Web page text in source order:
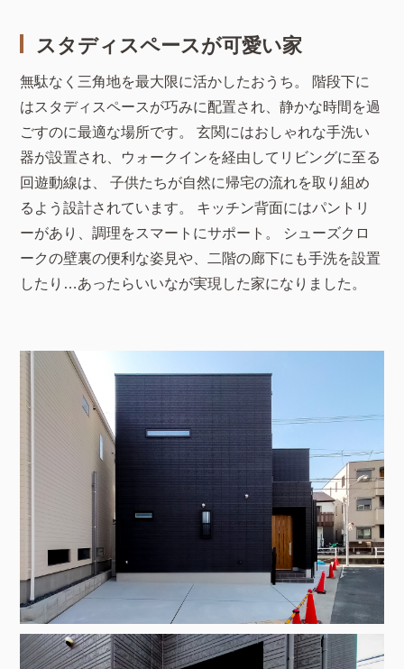
スタディスペースが可愛い家
無駄なく三角地を最大限に活かしたおうち。 階段下に
はスタディスペースが巧みに配置され、静かな時間を過
ごすのに最適な場所です。 玄関にはおしゃれな手洗い
器が設置され、ウォークインを経由してリビングに至る
回遊動線は、 子供たちが自然に帰宅の流れを取り組め
るよう設計されています。 キッチン背面にはパントリ
ーがあり、調理をスマートにサポート。 シューズクロ
ークの壁裏の便利な姿見や、二階の廊下にも手洗を設置
したり…あったらいいなが実現した家になりました。